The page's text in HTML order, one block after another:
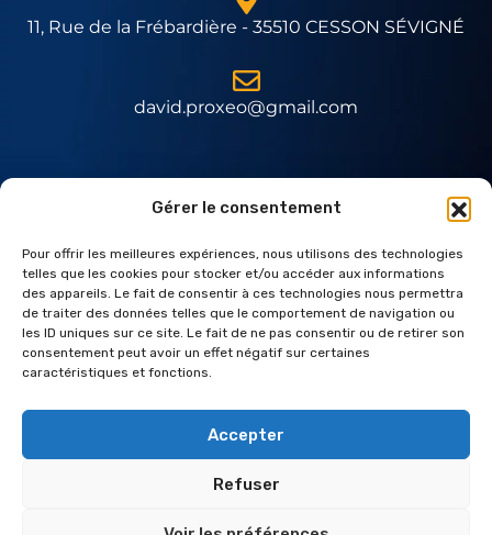
Gérer le consentement
Pour offrir les meilleures expériences, nous utilisons des technologies
telles que les cookies pour stocker et/ou accéder aux informations
des appareils. Le fait de consentir à ces technologies nous permettra
de traiter des données telles que le comportement de navigation ou
les ID uniques sur ce site. Le fait de ne pas consentir ou de retirer son
consentement peut avoir un effet négatif sur certaines
caractéristiques et fonctions.
Accepter
Refuser
11, Rue de la Frébardière - 35510 CESSON SÉVIGNÉ
david.proxeo@gmail.com
Expert Daitem